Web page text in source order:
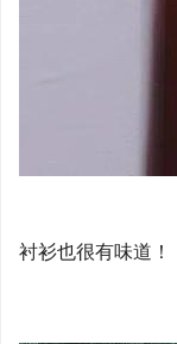
衬衫也很有味道！